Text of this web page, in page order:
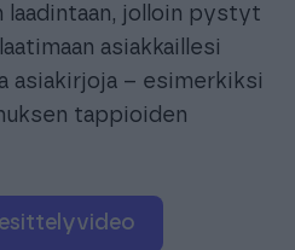
laadintaan, jolloin pystyt
asiakkaillesi
asiakirjoja – esimerkiksi
tappioiden